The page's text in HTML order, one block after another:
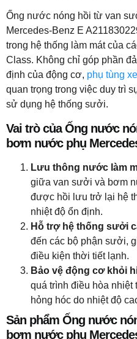
Ống nước nóng hồi từ van
Mercedes-Benz E
trong hệ thống làm mát của
Class. Không chỉ góp phần
định của động cơ, phụ tùng
quan trọng trong việc duy trì
sử dụng hệ thống sưởi.
Vai trò của Ống nước
bơm nước phụ
Lưu thông nước làm
giữa van sưởi và bơm
được hồi lưu trở lại hệ
nhiệt độ ổn định.
Hỗ trợ hệ thống sưởi
đến các bộ phận sưởi,
điều kiện thời tiết lạnh.
Bảo vệ động cơ khỏi
quá trình điều hòa
hỏng hóc do nhiệt độ
Sản phẩm Ống nước
bơm nước phụ